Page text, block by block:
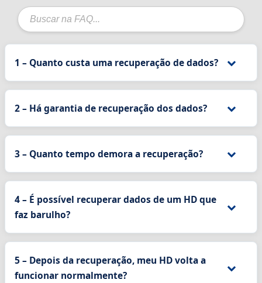
1 – Quanto custa uma recuperação de dados?
2 – Há garantia de recuperação dos dados?
3 – Quanto tempo demora a recuperação?
4 – É possível recuperar dados de um HD que
faz barulho?
5 – Depois da recuperação, meu HD volta a
funcionar normalmente?